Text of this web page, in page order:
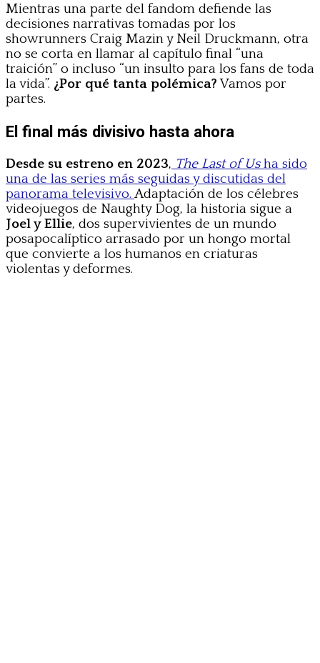
Mientras una parte del fandom defiende las
decisiones narrativas tomadas por los
showrunners Craig Mazin y Neil Druckmann, otra
no se corta en llamar al capítulo final “una
traición” o incluso “un insulto para los fans de toda
la vida”. ¿Por qué tanta polémica?Vamos por
partes.
El final más divisivo hasta ahora
Desde su estreno en 2023, The Last of Usha sido
una de las series más seguidas y discutidas del
panorama televisivo. Adaptación de los célebres
videojuegos de Naughty Dog, la historia sigue a
Joel y Ellie, dos supervivientes de un mundo
posapocalíptico arrasado por un hongo mortal
que convierte a los humanos en criaturas
violentas y deformes.